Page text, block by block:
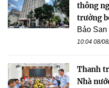
thông
trưởng
Bảo San
10:04 08/
Thanh
Nhà